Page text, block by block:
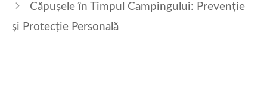
Căpușele în Timpul Campingului: Prevenție
și Protecție Personală